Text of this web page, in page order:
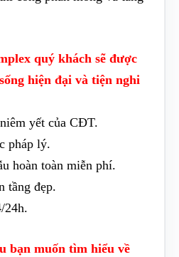
quý khách sẽ được
hiện đại và tiện nghi
yết của CĐT.
pháp lý.
hoàn toàn miễn phí.
tầng đẹp.
24h.
bạn muốn tìm hiểu về